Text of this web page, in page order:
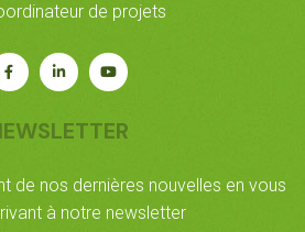
de projets
Rejoignez-
sur
Facebook
Rejoignez-
sur
LinkedIn
Notre
Youtube
de nos dernières nouvelles en vous
à notre newsletter